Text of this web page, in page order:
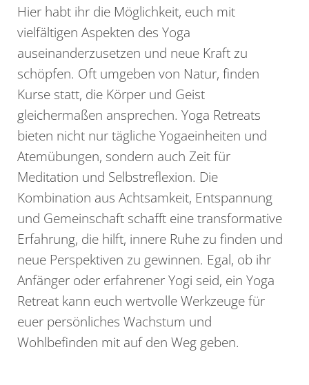
Hier habt ihr die Möglichkeit, euch mit
vielfältigen Aspekten des Yoga
auseinanderzusetzen und neue Kraft zu
schöpfen. Oft umgeben von Natur, finden
Kurse statt, die Körper und Geist
gleichermaßen ansprechen. Yoga Retreats
bieten nicht nur tägliche Yogaeinheiten und
Atemübungen, sondern auch Zeit für
Meditation und Selbstreflexion. Die
Kombination aus Achtsamkeit, Entspannung
und Gemeinschaft schafft eine transformative
Erfahrung, die hilft, innere Ruhe zu finden und
neue Perspektiven zu gewinnen. Egal, ob ihr
Anfänger oder erfahrener Yogi seid, ein Yoga
Retreat kann euch wertvolle Werkzeuge für
euer persönliches Wachstum und
Wohlbefinden mit auf den Weg geben.